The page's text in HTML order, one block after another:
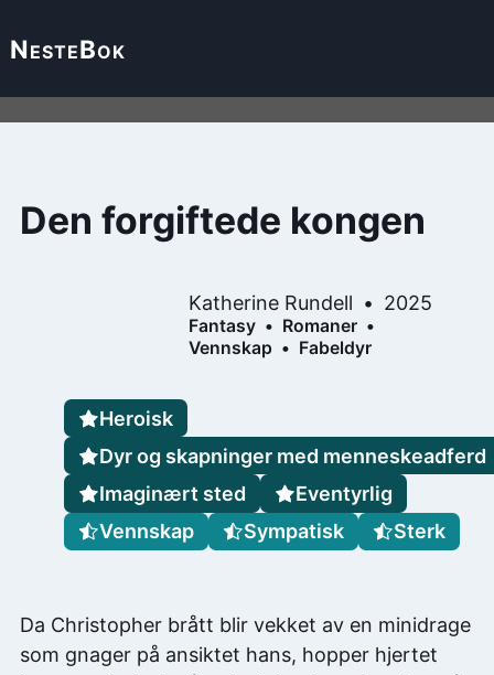
NesteBok
Den forgiftede kongen
Katherine Rundell 2025
Fantasy
Romaner
Vennskap
Fabeldyr
Da Christopher brått blir vekket av en minidrage
som gnager på ansiktet hans, hopper hjertet
Heroisk
Dyr og skapninger med menneskeadferd
Imaginært sted
Eventyrlig
Vennskap
Sympatisk Sterk